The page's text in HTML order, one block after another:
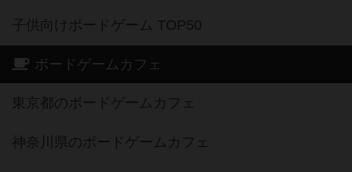
子供向けボードゲーム TOP50
ボードゲームカフェ
東京都のボードゲームカフェ
神奈川県のボードゲームカフェ